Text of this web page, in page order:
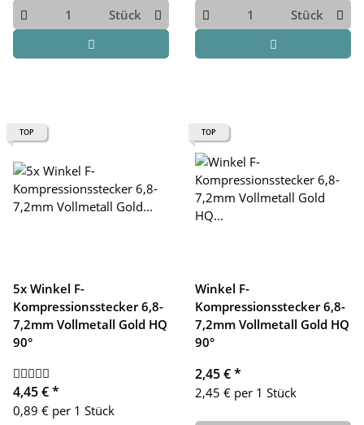
Stück Stück
TOP
5x Winkel F-
Kompressionsstecker 6,8-
7,2mm Vollmetall Gold HQ
90°
4,45 €*
0,89 € per 1 Stück
TOP
Winkel F-
Kompressionsstecker 6,8-
7,2mm Vollmetall Gold HQ
90°
2,45 €*
2,45 € per 1 Stück